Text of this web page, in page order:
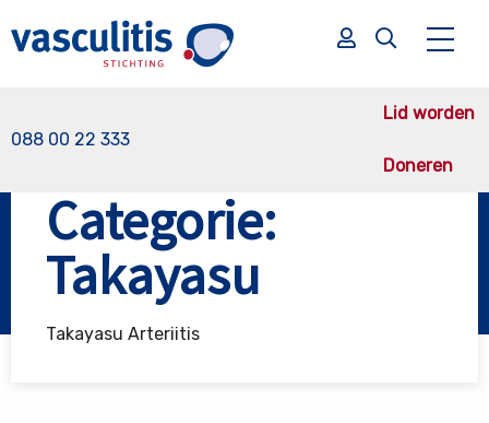
088 00 22 333
Lid worden
Doneren
Zoek
Zoek
Categorie:
Takayasu
Takayasu Arteriitis